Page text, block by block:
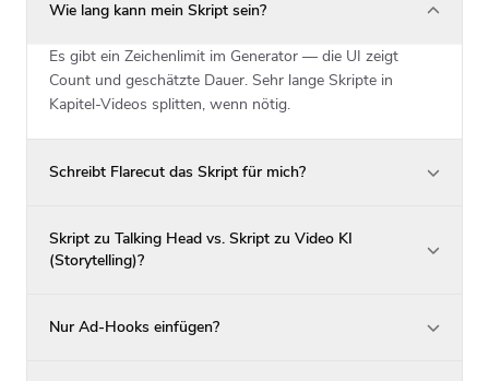
Wie lang kann mein Skript sein?
Es gibt ein Zeichenlimit im Generator — die UI zeigt
Count und geschätzte Dauer. Sehr lange Skripte in
Kapitel-Videos splitten, wenn nötig.
Schreibt Flarecut das Skript für mich?
Skript zu Talking Head vs. Skript zu Video KI
(Storytelling)?
Nur Ad-Hooks einfügen?